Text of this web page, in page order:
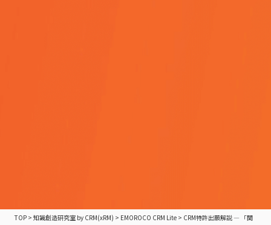
TOP >知識創造研究室 by CRM(xRM) > EMOROCO CRM Lite > CRM特許出願解説 — 「関